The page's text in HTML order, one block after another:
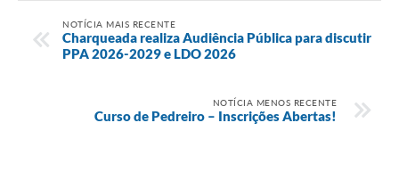
NOTÍCIA MAIS RECENTE
Charqueada realiza Audiência Pública para discutir
PPA 2026-2029 e LDO 2026
NOTÍCIA MENOS RECENTE
Curso de Pedreiro – Inscrições Abertas!